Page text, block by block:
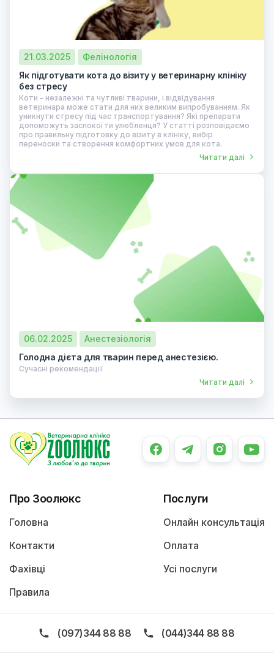
21.03.2025
Фелінологія
Як підготувати кота до візиту у ветеринарну клініку
без стресу
Коти – незалежні та чутливі тварини, і відвідування
ветеринара може стати для них великим випробуванням. Як
уникнути стресу під час транспортування? Які препарати
допоможуть заспокоїти улюбленця? У статті розповідаємо
про правильну підготовку до візиту в клініку, вибір
переноски та створення комфортних умов для кота.
Читати далі
06.02.2025
Анестезіологія
Голодна дієта для тварин перед анестезією.
Сучасні рекомендації
Читати далі
Про Зоолюкс
Головна
Контакти
Фахівці
Правила
Послуги
Онлайн консультація
Оплата
Усі послуги
(097)344 88 88 (044)344 88 88